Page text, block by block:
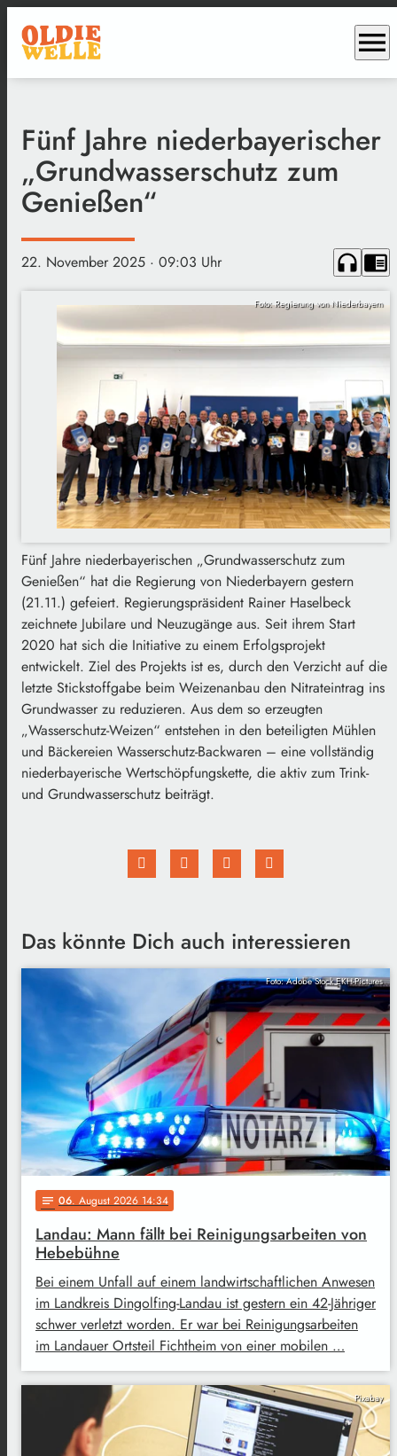
menu
Fünf Jahre niederbayerischer
„Grundwasserschutz zum
Genießen“
22. November 2025 · 09:03 Uhr headphones chrome_reader_mode
Foto: Regierung von Niederbayern
Fünf Jahre niederbayerischen „Grundwasserschutz zum
Genießen“ hat die Regierung von Niederbayern gestern
(21.11.) gefeiert. Regierungspräsident Rainer Haselbeck
zeichnete Jubilare und Neuzugänge aus. Seit ihrem Start
2020 hat sich die Initiative zu einem Erfolgsprojekt
entwickelt. Ziel des Projekts ist es, durch den Verzicht auf die
letzte Stickstoffgabe beim Weizenanbau den Nitrateintrag ins
Grundwasser zu reduzieren. Aus dem so erzeugten
„Wasserschutz-Weizen“ entstehen in den beteiligten Mühlen
und Bäckereien Wasserschutz-Backwaren – eine vollständig
niederbayerische Wertschöpfungskette, die aktiv zum Trink-
und Grundwasserschutz beiträgt.
Das könnte Dich auch interessieren
Foto: Adobe Stock EKH-Pictures
notes 06. August 2026 14:34
Landau: Mann fällt bei Reinigungsarbeiten von
Hebebühne
Bei einem Unfall auf einem landwirtschaftlichen Anwesen
im Landkreis Dingolfing-Landau ist gestern ein 42-Jähriger
schwer verletzt worden. Er war bei Reinigungsarbeiten
im Landauer Ortsteil Fichtheim von einer mobilen …
Pixabay